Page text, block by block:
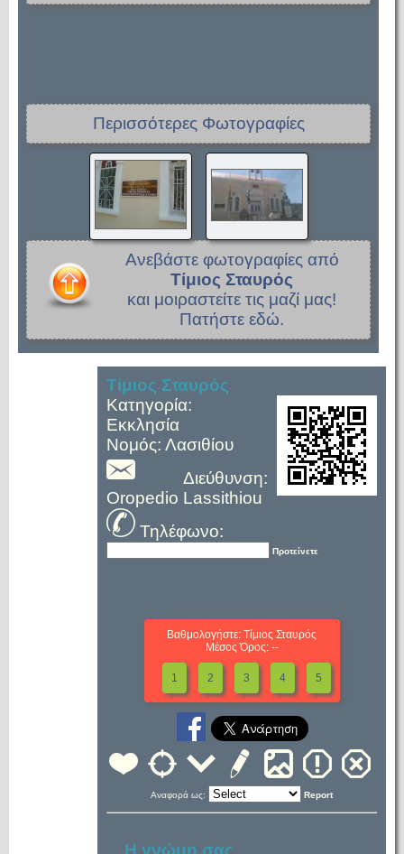
Περισσότερες Φωτογραφίες
Ανεβάστε φωτογραφίες από
Τίμιος Σταυρός
και μοιραστείτε τις μαζί μας!
Πατήστε εδώ.
Τίμιος Σταυρός
Κατηγορία:
Εκκλησία
Νομός: Λασιθίου
Διεύθυνση:
Oropedio Lassithiou
Τηλέφωνο:
Προτείνετε
Βαθμολογήστε: Τίμιος Σταυρός
Μέσος Όρος: --
1 2 3 4 5
Αναφορά ως: Report
Η γνώμη σας